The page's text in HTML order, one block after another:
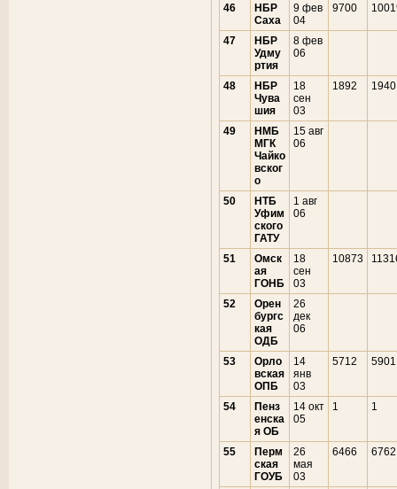
46
НБР
Саха
9 фев
04
9700
47
НБР
Удму
ртия
8 фев
06
48
НБР
Чува
шия
18
сен
03
1892 1940
49
НМБ
МГК
Чайко
вског
о
15 авг
06
50
НТБ
Уфим
ского
ГАТУ
1 авг
06
51
Омск
ая
ГОНБ
18
сен
03
10873
52
Орен
бургс
кая
ОДБ
26
дек
06
53
Орло
вская
ОПБ
14
янв
03
5712 5901
54
Пенз
енска
я ОБ
14 окт
05
1 1
55
Перм
ская
ГОУБ
26
мая
03
6466 6762